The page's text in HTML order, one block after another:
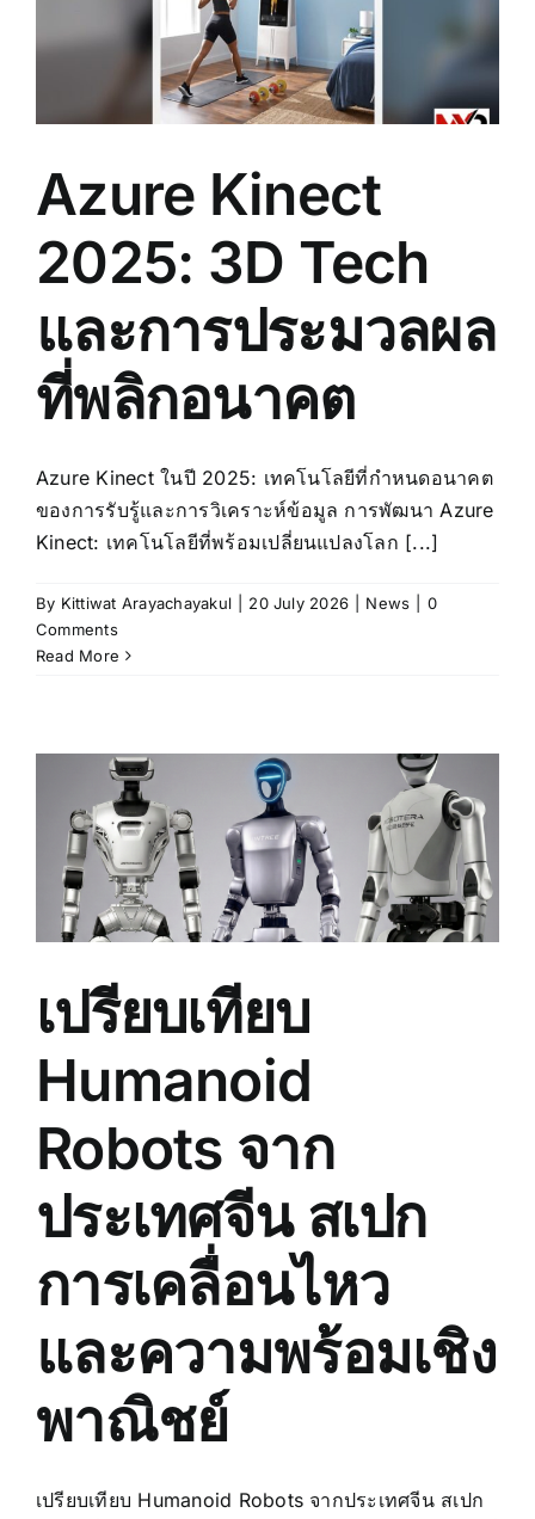
Azure Kinect
2025: 3D Tech
และการประมวลผล
ที่พลิกอนาคต
Azure Kinect ในปี 2025: เทคโนโลยีที่กำหนดอนาคต
ของการรับรู้และการวิเคราะห์ข้อมูล การพัฒนา Azure
Kinect: เทคโนโลยีที่พร้อมเปลี่ยนแปลงโลก [...]
By Kittiwat Arayachayakul 20 July 2026 News
0
Comments
Read More
เปรียบเทียบ
Humanoid
Robots จาก
ประเทศจีน สเปก
การเคลื่อนไหว
และความพร้อมเชิง
พาณิชย์
เปรียบเทียบ Humanoid Robots จากประเทศจีน สเปก